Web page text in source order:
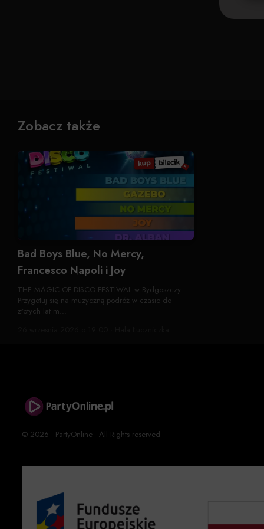
Zobacz także
Bad Boys Blue, No Mercy,
Francesco Napoli i Joy
THE MAGIC OF DISCO FESTIWAL w Bydgoszczy.
Przygotuj się na muzyczną podróż w czasie do
złotych lat m...
© 2026 - PartyOnline - All Rights reserved